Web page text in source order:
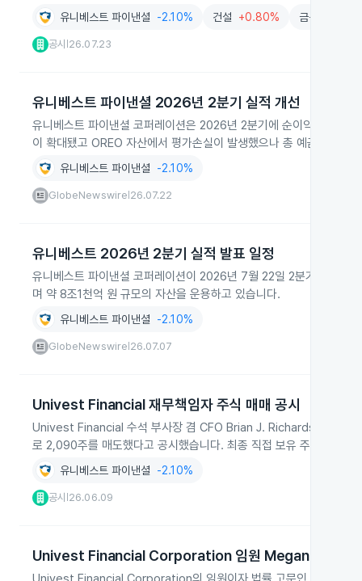
유니베스트 파이낸셜 -2.10% 건설 +0.80% 금융
공시 26.07.23
유니베스트 파이낸셜 2026년 2분기 실적 개선
유니베스트 파이낸셜 코퍼레이션은 2026년 2분기에 순이익 2,300
이 확대됐고 OREO 자산에서 평가손실이 발생했으나 총 예금은 전
유니베스트 파이낸셜 -2.10%
GlobeNewswire 26.07.22
유니베스트 2026년 2분기 실적 발표 일정
유니베스트 파이낸셜 코퍼레이션이 2026년 7월 22일 2분기 실적을
며 약 8조1천억 원 규모의 자산을 운용하고 있습니다.
유니베스트 파이낸셜 -2.10%
GlobeNewswire 26.07.07
Univest Financial 재무책임자 주식 매매 공시
Univest Financial 수석 부사장 겸 CFO Brian J. Richardson이
로 2,090주를 매도했다고 공시했습니다. 최종 직접 보유 주식은
유니베스트 파이낸셜 -2.10%
공시 26.06.09
Univest Financial Corporation 임원 Megan D.